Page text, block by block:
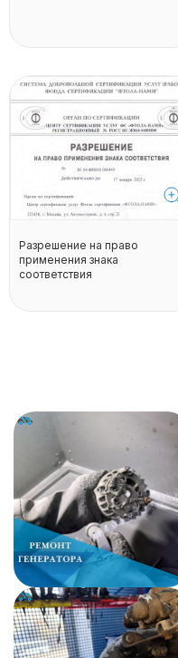
Разрешение на право
применения знака
соответствия